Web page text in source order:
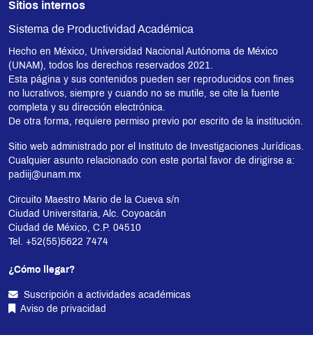
Sitios internos
Sistema de Productividad Académica
Hecho en México, Universidad Nacional Autónoma de México
(UNAM), todos los derechos reservados 2021.
Esta página y sus contenidos pueden ser reproducidos con fines
no lucrativos, siempre y cuando no se mutile, se cite la fuente
completa y su dirección electrónica.
De otra forma, requiere permiso previo por escrito de la institución.
Sitio web administrado por el Instituto de Investigaciones Jurídicas.
Cualquier asunto relacionado con este portal favor de dirigirse a:
padiij@unam.mx
Circuito Maestro Mario de la Cueva s/n
Ciudad Universitaria, Alc. Coyoacán
Ciudad de México, C.P. 04510
Tel. +52(55)5622 7474
¿Cómo llegar?
Suscripción a actividades académicas
Aviso de privacidad